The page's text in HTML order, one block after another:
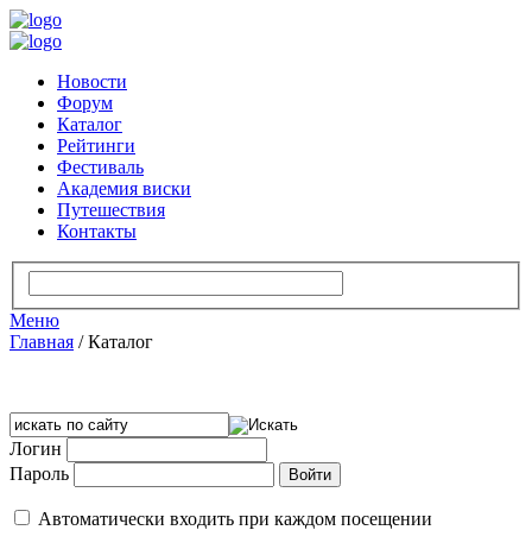
Новости
Форум
Каталог
Рейтинги
Фестиваль
Академия виски
Путешествия
Контакты
Меню
Главная /Каталог
Логин
Пароль
Автоматически входить при каждом посещении